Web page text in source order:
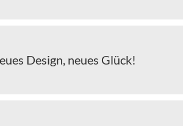
Design, neues Glück!